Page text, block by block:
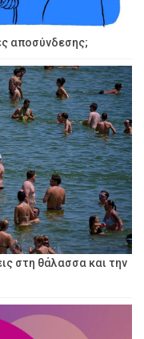
αποσύνδεσης;
στη θάλασσα και την